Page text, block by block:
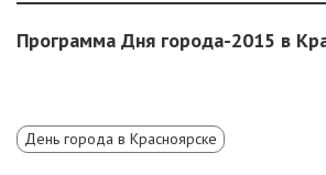
Программа Дня города-2015 в
День города в Красноярске